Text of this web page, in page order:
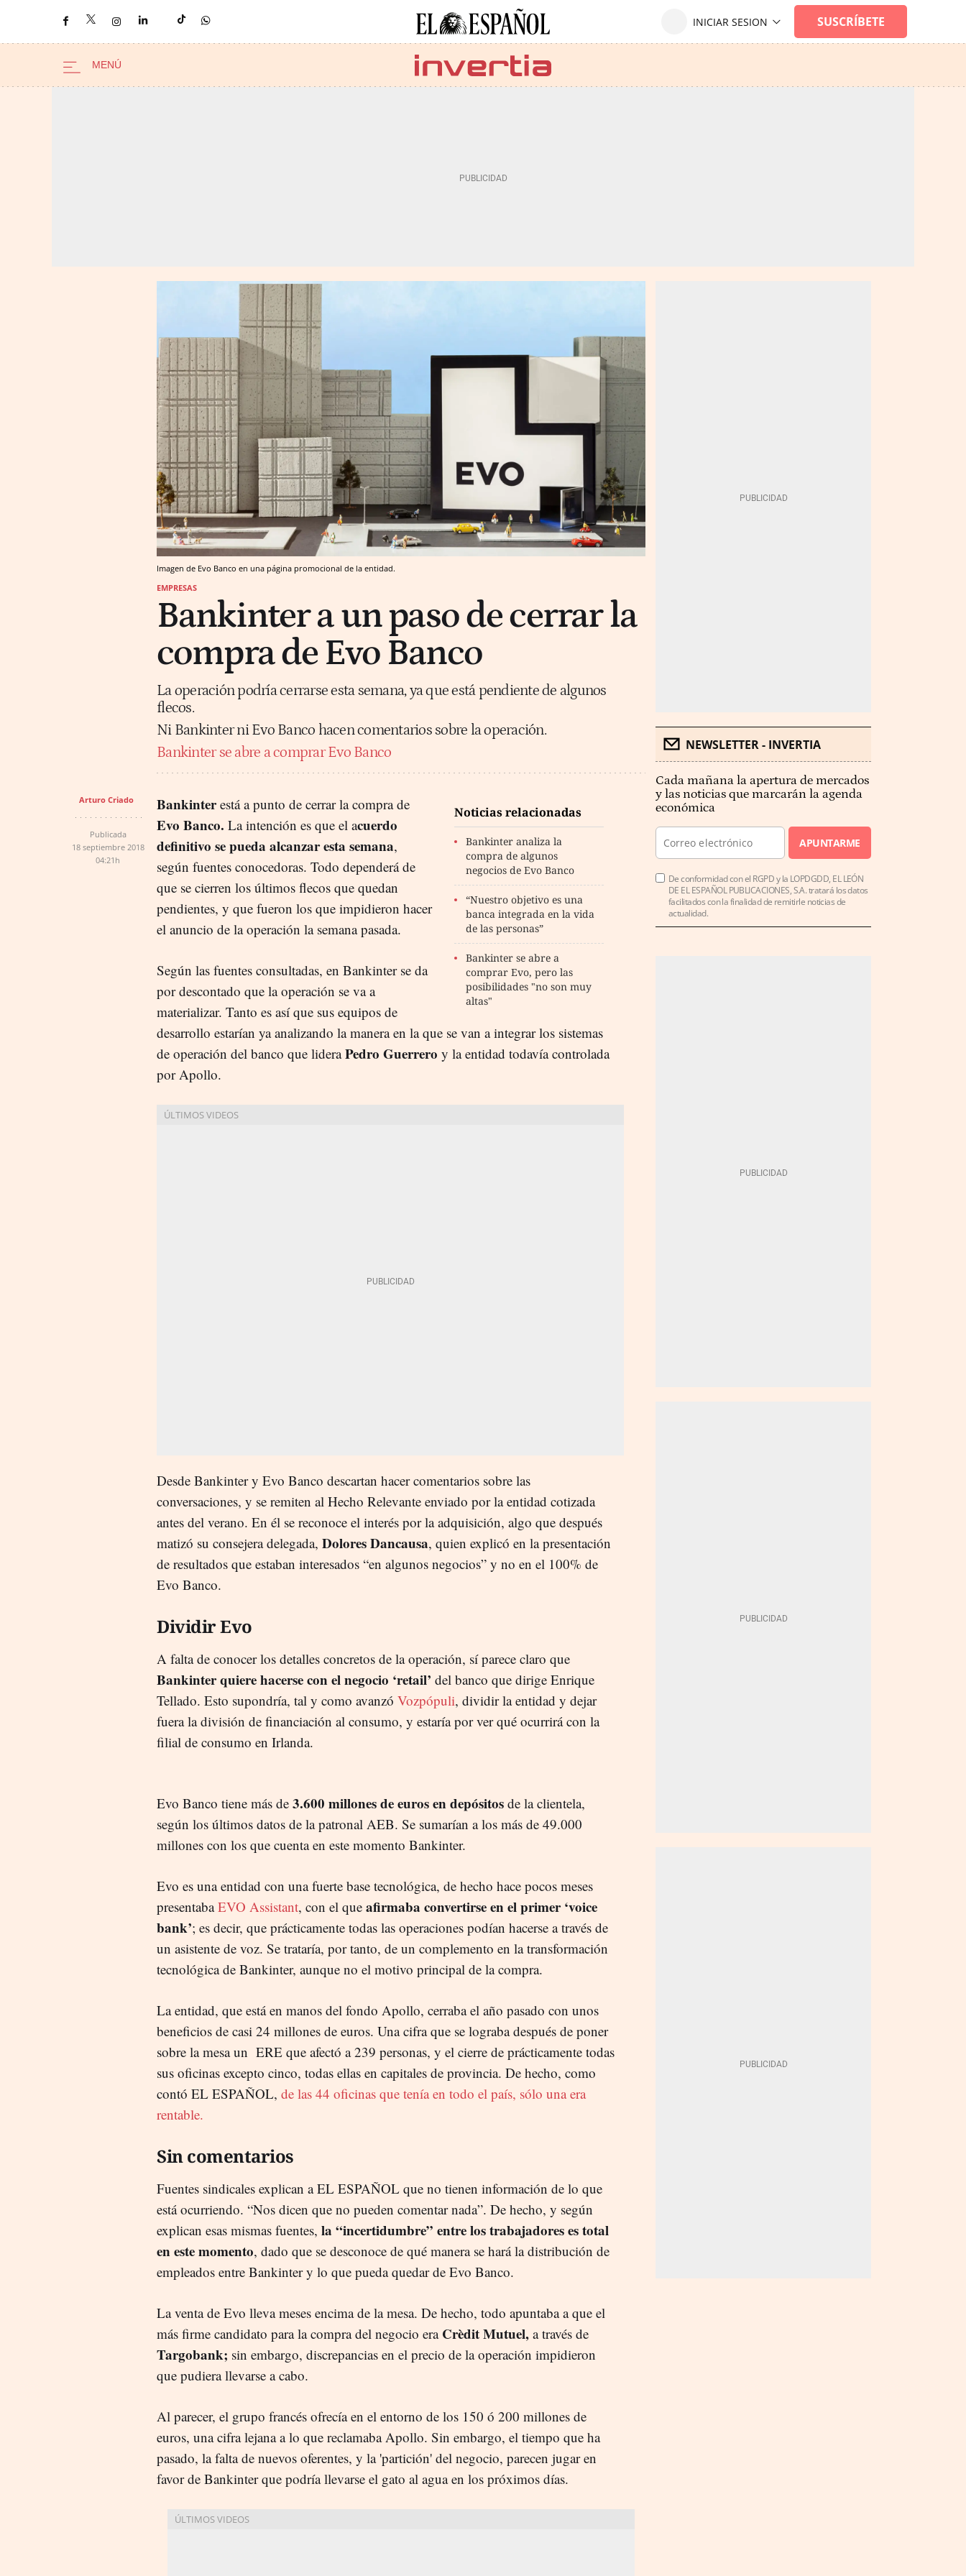
Imagen de Evo Banco en una página promocional de la entidad.
EMPRESAS
Bankinter a un paso de cerrar la
compra de Evo Banco
La operación podría cerrarse esta semana, ya que está pendiente de algunos
flecos.
Ni Bankinter ni Evo Banco hacen comentarios sobre la operación.
Bankinter se abre a comprar Evo Banco
Arturo Criado
Publicada
18 septiembre 2018
04:21h
Noticias relacionadas
Bankinter analiza la
compra de algunos
negocios de Evo Banco
“Nuestro objetivo es una
banca integrada en la vida
de las personas”
Bankinter se abre a
comprar Evo, pero las
posibilidades "no son muy
altas"
Bankinterestá a punto de cerrar la compra de
Evo Banco. La intención es que el acuerdo
definitivo se pueda alcanzar esta semana,
según fuentes conocedoras. Todo dependerá de
que se cierren los últimos flecos que quedan
pendientes, y que fueron los que impidieron hacer
el anuncio de la operación la semana pasada.
Según las fuentes consultadas, en Bankinter se da
por descontado que la operación se va a
materializar. Tanto es así que sus equipos de
desarrollo estarían ya analizando la manera en la que se van a integrar los sistemas
de operación del banco que lideraPedro Guerrero y la entidad todavía controlada
por Apollo.
Desde Bankinter y Evo Banco descartan hacer comentarios sobre las
conversaciones, y se remiten al Hecho Relevante enviado por la entidad cotizada
antes del verano. En él se reconoce el interés por la adquisición, algo que después
matizó su consejera delegada, Dolores Dancausa, quien explicó en la presentación
de resultados que estaban interesados “en algunos negocios” y no en el 100% de
Evo Banco.
Dividir Evo
A falta de conocer los detalles concretos de la operación, sí parece claro que
Bankinter quiere hacerse con el negocio ‘retail’ del banco que dirige Enrique
Tellado. Esto supondría, tal y como avanzó Vozpópuli, dividir la entidad y dejar
fuera la división de financiación al consumo, y estaría por ver qué ocurrirá con la
filial de consumo en Irlanda.
Evo Banco tiene más de 3.600 millones de euros en depósitos de la clientela,
según los últimos datos de la patronal AEB. Se sumarían a los más de 49.000
millones con los que cuenta en este momento Bankinter.
Evo es una entidad con una fuerte base tecnológica, de hecho hace pocos meses
presentabaEVO Assistant, con el que afirmaba convertirse en el primer ‘voice
bank’; es decir, que prácticamente todas las operaciones podían hacerse a través de
un asistente de voz. Se trataría, por tanto, de un complemento en la transformación
tecnológica de Bankinter, aunque no el motivo principal de la compra.
La entidad, que está en manos del fondo Apollo, cerraba el año pasado con unos
beneficios de casi 24 millones de euros. Una cifra que se lograba después de poner
sobre la mesa un ERE que afectó a 239 personas, y el cierre de prácticamente todas
sus oficinas excepto cinco, todas ellas en capitales de provincia. De hecho, como
contó EL ESPAÑOL, de las 44 oficinas que tenía en todo el país, sólo una era
rentable.
Sin comentarios
Fuentes sindicales explican a EL ESPAÑOL que no tienen información de lo que
está ocurriendo. “Nos dicen que no pueden comentar nada”. De hecho, y según
explican esas mismas fuentes, la “incertidumbre” entre los trabajadores es total
en este momento, dado que se desconoce de qué manera se hará la distribución de
empleados entre Bankinter y lo que pueda quedar de Evo Banco.
La venta de Evo lleva meses encima de la mesa. De hecho, todo apuntaba a que el
más firme candidato para la compra del negocio era Crèdit Mutuel, a través de
Targobank; sin embargo, discrepancias en el precio de la operación impidieron
que pudiera llevarse a cabo.
Al parecer, el grupo francés ofrecía en el entorno de los 150 ó 200 millones de
euros, una cifra lejana a lo que reclamaba Apollo. Sin embargo, el tiempo que ha
pasado, la falta de nuevos oferentes, y la 'partición' del negocio, parecen jugar en
favor de Bankinter que podría llevarse el gato al agua en los próximos días.
NEWSLETTER - INVERTIA
Cada mañana la apertura de mercados
y las noticias que marcarán la agenda
económica
APUNTARME
De conformidad con el RGPD y la LOPDGDD, EL LEÓN
DE EL ESPAÑOL PUBLICACIONES, S.A. tratará los datos
facilitados con la finalidad de remitirle noticias de
actualidad.